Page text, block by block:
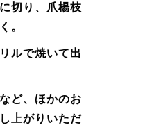
切り、爪楊枝
。
ルで焼いて出
ど、ほかのお
上がりいただ